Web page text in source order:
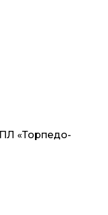
«Торпедо-